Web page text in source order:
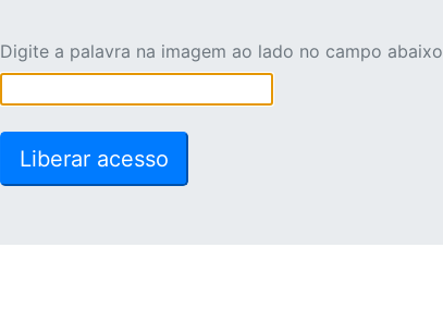
Digite a palavra na imagem ao lado no campo abaixo